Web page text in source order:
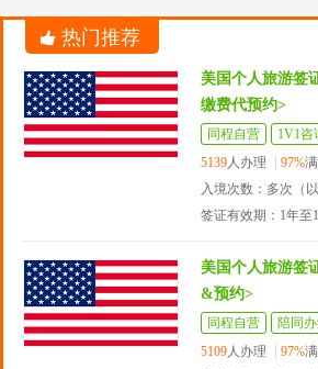
热门推荐
美国个人旅游签
缴费代预约>
同程自营 1V1咨
5139人办理 97%
入境次数：多次（
签证有效期：1年至
美国个人旅游签
&预约>
同程自营 陪同
5109人办理 97%